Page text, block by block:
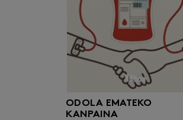
ODOLA EMATEKO
KANPAINA